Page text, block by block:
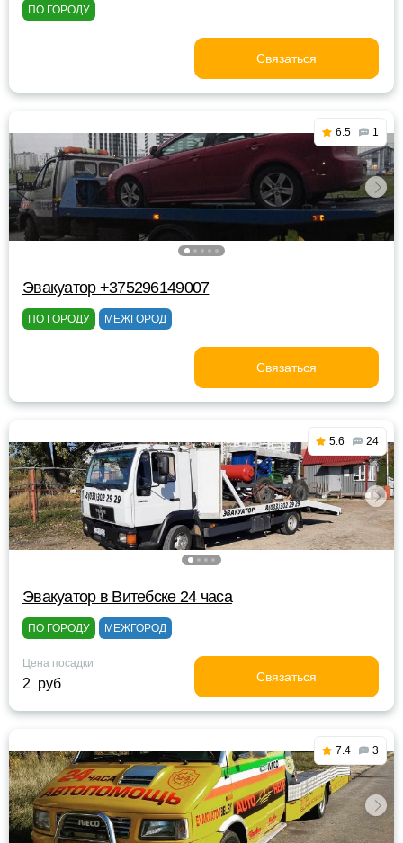
ПО ГОРОДУ
Связаться
6.5 1
Эвакуатор +375296149007
ПО ГОРОДУ МЕЖГОРОД
Связаться
5.6 24
Эвакуатор в Витебске 24 часа
ПО ГОРОДУ МЕЖГОРОД
Цена посадки
2 руб Связаться
7.4 3